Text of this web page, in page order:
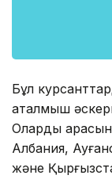
Бұл
аталмыш
Олардың
Албания,
және